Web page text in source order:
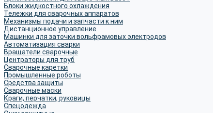
Блоки жидкостного охлаждения
Тележки для сварочных аппаратов
Механизмы подачи и запчасти к ним
Дистанционное управление
Машинки для заточки вольфрамовых электродов
Автоматизация сварки
Вращатели сварочные
Центраторы для труб
Сварочные каретки
Промышленные роботы
Средства защиты
Сварочные маски
Краги, перчатки, руковицы
Спецодежда